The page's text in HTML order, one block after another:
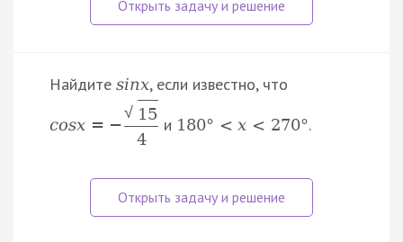
Найдите sinx, если известно, что
cosx = −
√ 15
4
и 180° < x < 270°.